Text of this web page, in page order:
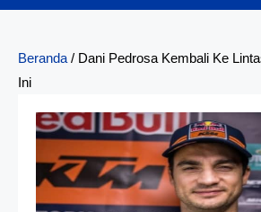
Beranda / Dani Pedrosa Kembali Ke
Ini